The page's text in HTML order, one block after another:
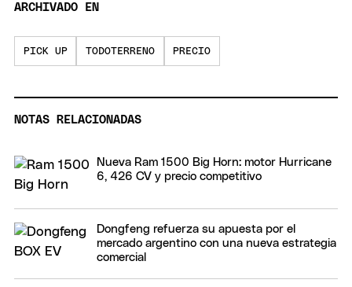
ARCHIVADO EN
PICK UP TODOTERRENO PRECIO
NOTAS RELACIONADAS
Nueva Ram 1500 Big Horn: motor Hurricane
6, 426 CV y precio competitivo
Dongfeng refuerza su apuesta por el
mercado argentino con una nueva estrategia
comercial